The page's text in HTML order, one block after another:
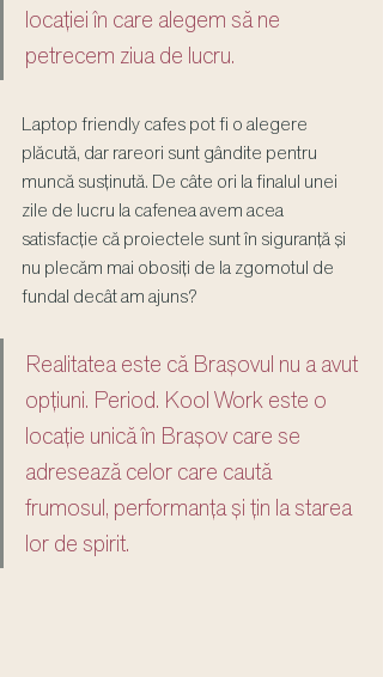
locației în care alegem să ne
petrecem ziua de lucru.
Laptop friendly cafes pot fi o alegere
plăcută, dar rareori sunt gândite pentru
muncă susținută. De câte ori la finalul unei
zile de lucru la cafenea avem acea
satisfacție că proiectele sunt în siguranță și
nu plecăm mai obosiți de la zgomotul de
fundal decât am ajuns?
Realitatea este că Brașovul nu a avut
opțiuni. Period. Kool Work este o
locație unică în Brașov care se
adresează celor care caută
frumosul, performanța și țin la starea
lor de spirit.